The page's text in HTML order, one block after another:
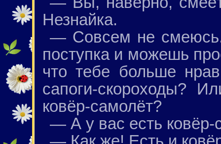
Незнайка.
— Совсем не
поступка и можешь
что тебе больше
сапоги-скороходы?
ковёр-самолёт?
— А у вас есть ковёр-